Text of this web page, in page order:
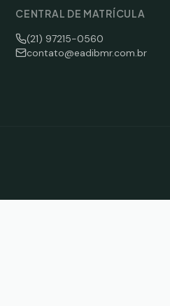
CENTRAL DE MATRÍCULA
(21) 97215-0560
contato@eadibmr.com.br